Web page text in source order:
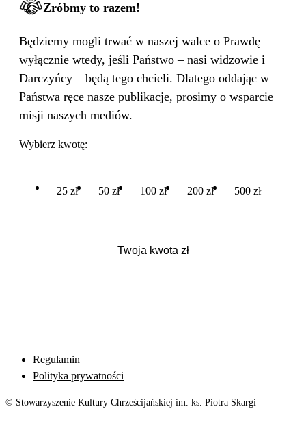
Zróbmy to razem!
Będziemy mogli trwać w naszej walce o Prawdę
wyłącznie wtedy, jeśli Państwo – nasi widzowie i
Darczyńcy – będą tego chcieli. Dlatego oddając w
Państwa ręce nasze publikacje, prosimy o wsparcie
misji naszych mediów.
Wybierz kwotę:
25 zł 50 zł 100 zł 200 zł 500 zł
Regulamin
Polityka prywatności
© Stowarzyszenie Kultury Chrześcijańskiej im. ks. Piotra Skargi